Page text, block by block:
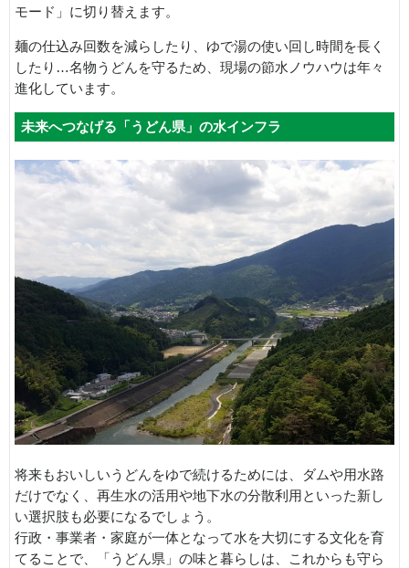
モード」に切り替えます。
麺の仕込み回数を減らしたり、ゆで湯の使い回し時間を長く
したり…名物うどんを守るため、現場の節水ノウハウは年々
進化しています。
未来へつなげる「うどん県」の水インフラ
将来もおいしいうどんをゆで続けるためには、ダムや用水路
だけでなく、再生水の活用や地下水の分散利用といった新し
い選択肢も必要になるでしょう。
行政・事業者・家庭が一体となって水を大切にする文化を育
てることで、「うどん県」の味と暮らしは、これからも守ら